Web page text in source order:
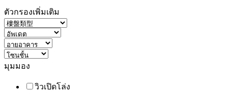
ตัวกรองเพิ่มเติม
มุมมอง
วิวเปิดโล่ง